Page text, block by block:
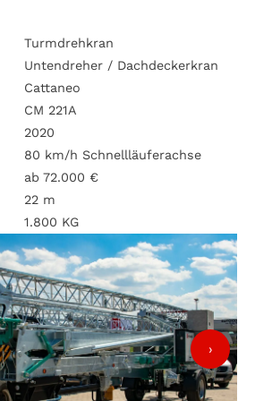
Turmdrehkran
Untendreher / Dachdeckerkran
Cattaneo
CM 221A
2020
80 km/h Schnellläuferachse
ab 72.000 €
22 m
1.800 KG
›